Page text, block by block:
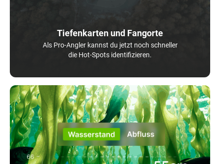
Tiefenkarten und Fangorte
Als Pro-Angler kannst du jetzt noch schneller
die Hot-Spots identifizieren.